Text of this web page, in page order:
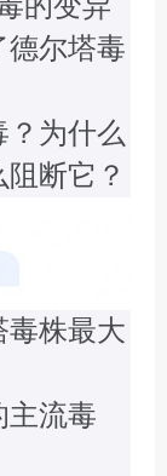
德尔塔毒
为什么
断它？
株最大
流毒